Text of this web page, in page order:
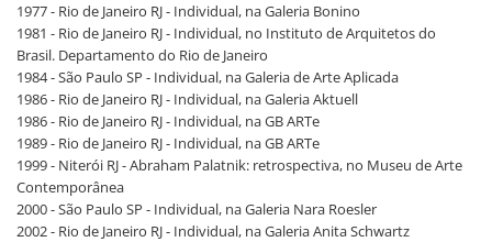
1977 - Rio de Janeiro RJ - Individual, na Galeria Bonino
1981 - Rio de Janeiro RJ - Individual, no Instituto de Arquitetos do
Brasil. Departamento do Rio de Janeiro
1984 - São Paulo SP - Individual, na Galeria de Arte Aplicada
1986 - Rio de Janeiro RJ - Individual, na Galeria Aktuell
1986 - Rio de Janeiro RJ - Individual, na GB ARTe
1989 - Rio de Janeiro RJ - Individual, na GB ARTe
1999 - Niterói RJ - Abraham Palatnik: retrospectiva, no Museu de Arte
Contemporânea
2000 - São Paulo SP - Individual, na Galeria Nara Roesler
2002 - Rio de Janeiro RJ - Individual, na Galeria Anita Schwartz